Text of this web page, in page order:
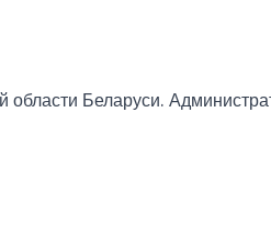
области Беларуси.